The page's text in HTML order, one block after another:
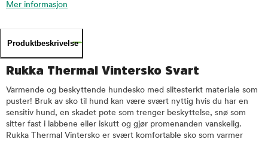
Mer informasjon
Produktbeskrivelse
Rukka Thermal Vintersko Svart
Varmende og beskyttende hundesko med slitesterkt materiale som
puster! Bruk av sko til hund kan være svært nyttig hvis du har en
sensitiv hund, en skadet pote som trenger beskyttelse, snø som
sitter fast i labbene eller iskutt og gjør promenanden vanskelig.
Rukka Thermal Vintersko er svært komfortable sko som varmer